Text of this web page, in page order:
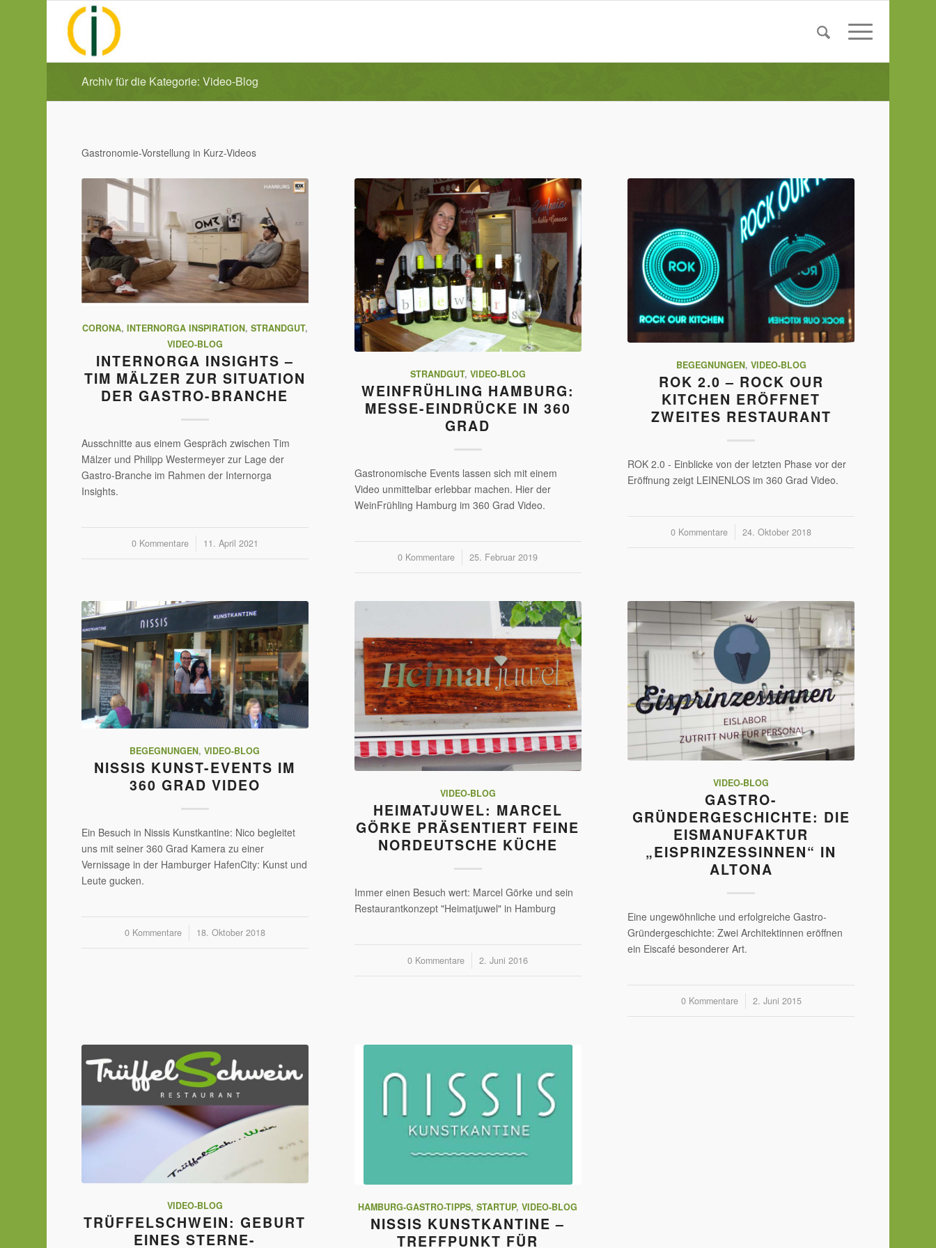
Archiv für die Kategorie: Video-Blog
Gastronomie-Vorstellung in Kurz-Videos
CORONA, INTERNORGA INSPIRATION, STRANDGUT,
VIDEO-BLOG
INTERNORGA INSIGHTS –
TIM MÄLZER ZUR SITUATION
DER GASTRO-BRANCHE
Ausschnitte aus einem Gespräch zwischen Tim
Mälzer und Philipp Westermeyer zur Lage der
Gastro-Branche im Rahmen der Internorga
Insights.
0 Kommentare
/ 11. April 2021
STRANDGUT, VIDEO-BLOG
WEINFRÜHLING HAMBURG:
MESSE-EINDRÜCKE IN 360
GRAD
Gastronomische Events lassen sich mit einem
Video unmittelbar erlebbar machen. Hier der
WeinFrühling Hamburg im 360 Grad Video.
0 Kommentare
/ 25. Februar 2019
BEGEGNUNGEN, VIDEO-BLOG
ROK 2.0 – ROCK OUR
KITCHEN ERÖFFNET
ZWEITES RESTAURANT
ROK 2.0 - Einblicke von der letzten Phase vor der
Eröffnung zeigt LEINENLOS im 360 Grad Video.
0 Kommentare
/ 24. Oktober 2018
BEGEGNUNGEN,VIDEO-BLOG
NISSIS KUNST-EVENTS IM
360 GRAD VIDEO
Ein Besuch in Nissis Kunstkantine: Nico begleitet
uns mit seiner 360 Grad Kamera zu einer
Vernissage in der Hamburger HafenCity: Kunst und
Leute gucken.
0 Kommentare
/ 18. Oktober 2018
VIDEO-BLOG
HEIMATJUWEL: MARCEL
GÖRKE PRÄSENTIERT FEINE
NORDEUTSCHE KÜCHE
Immer einen Besuch wert: Marcel Görke und sein
Restaurantkonzept "Heimatjuwel" in Hamburg
0 Kommentare
/ 2. Juni 2016
VIDEO-BLOG
GASTRO-
GRÜNDERGESCHICHTE: DIE
EISMANUFAKTUR
„EISPRINZESSINNEN“ IN
ALTONA
Eine ungewöhnliche und erfolgreiche Gastro-
Gründergeschichte: Zwei Architektinnen eröffnen
ein Eiscafé besonderer Art.
0 Kommentare
/ 2. Juni 2015
VIDEO-BLOG
TRÜFFELSCHWEIN: GEBURT
EINES STERNE-
HAMBURG-GASTRO-TIPPS,STARTUP,VIDEO-BLOG
NISSIS KUNSTKANTINE –
TREFFPUNKT FÜR